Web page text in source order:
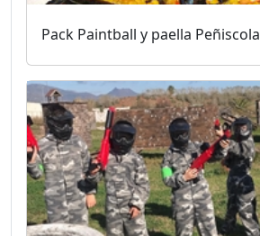
Pack Paintball y paella Peñiscola